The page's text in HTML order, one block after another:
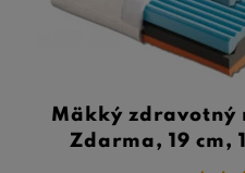
Mäkký zdravotný
Zdarma, 19 cm,